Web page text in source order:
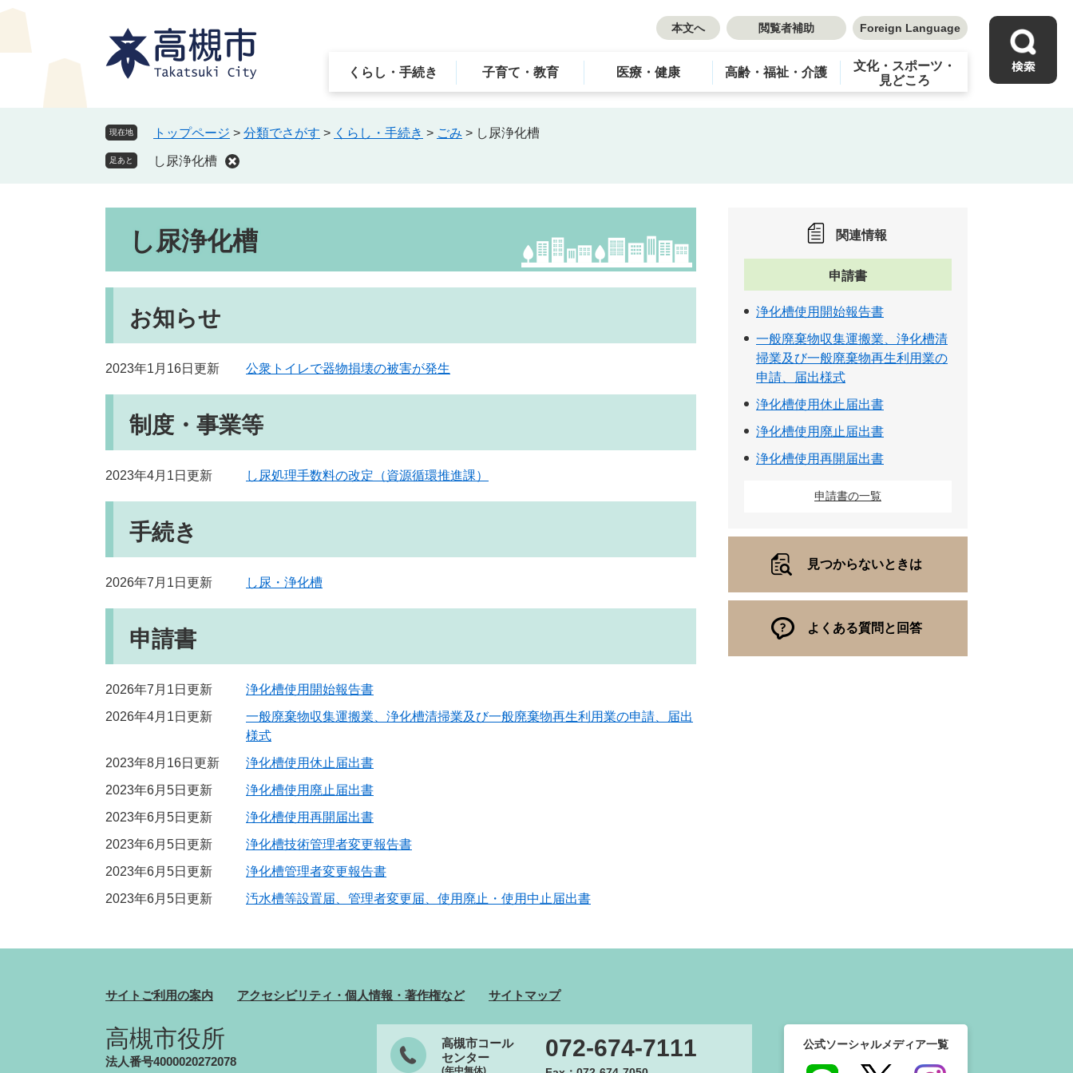
ペ
メ
本文へ 閲覧者補助 Foreign Language
くらし・手続き 子育て・教育 医療・健康 高齢・福祉・介護
文化・スポーツ・
見どころ
現在地 トップページ > 分類でさがす > くらし・手続き > ごみ > し尿浄化槽
足あと し尿浄化槽
し尿浄化槽
お知らせ
2023年1月16日更新 公衆トイレで器物損壊の被害が発生
制度・事業等
2023年4月1日更新 し尿処理手数料の改定（資源循環推進課）
手続き
2026年7月1日更新 し尿・浄化槽
申請書
2026年7月1日更新
浄化槽使用開始報告書
2026年4月1日更新
一般廃棄物収集運搬業、浄化槽清掃業及び一般廃棄物再生利用業の申請、届出
様式
2023年8月16日更新
浄化槽使用休止届出書
2023年6月5日更新
浄化槽使用廃止届出書
2023年6月5日更新
浄化槽使用再開届出書
2023年6月5日更新
浄化槽技術管理者変更報告書
2023年6月5日更新
浄化槽管理者変更報告書
2023年6月5日更新
汚水槽等設置届、管理者変更届、使用廃止・使用中止届出書
関連情報
申請書
浄化槽使用開始報告書
一般廃棄物収集運搬業、浄化槽清
掃業及び一般廃棄物再生利用業の
申請、届出様式
浄化槽使用休止届出書
浄化槽使用廃止届出書
浄化槽使用再開届出書
申請書の一覧
見つからないときは
よくある質問と回答
サイトご利用の案内 アクセシビリティ・個人情報・著作権など サイトマップ
高槻市役所
法人番号4000020272078
高槻市コール
センター
(年中無休)
072-674-7111 公式ソーシャルメディア一覧